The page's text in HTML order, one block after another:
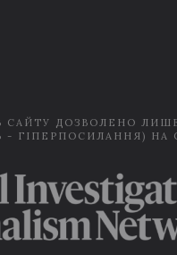
САЙТУ ДОЗВОЛЕНО
ГІПЕРПОСИЛАННЯ) НА